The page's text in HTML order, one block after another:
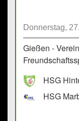
Donnerstag,
Gießen -
HSG
HSG